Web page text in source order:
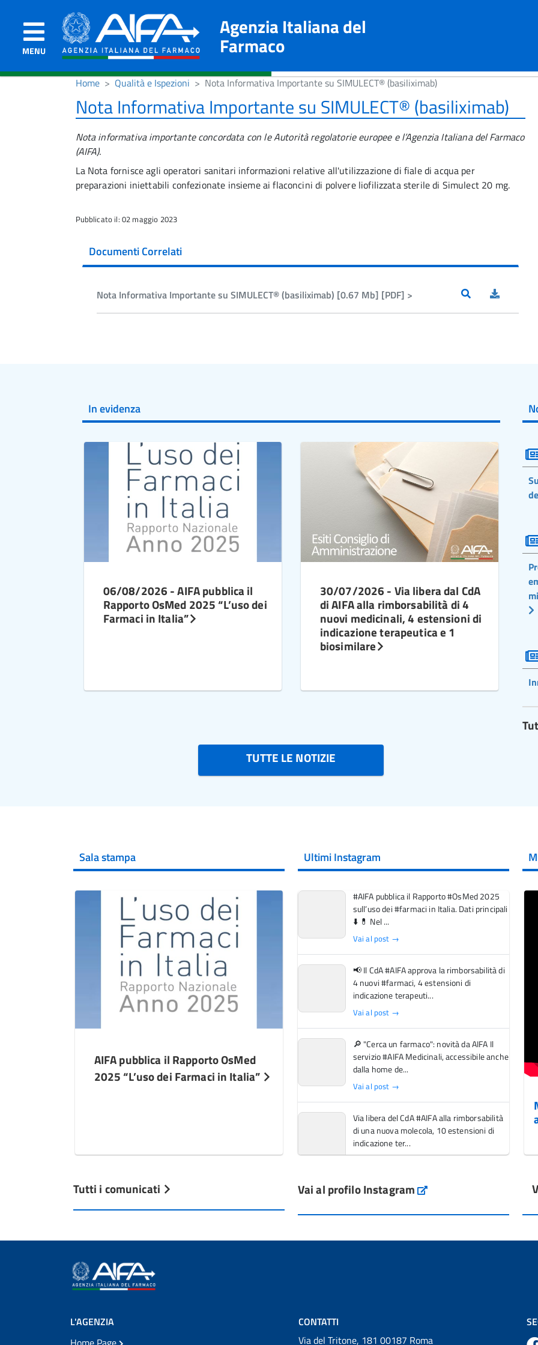
MENU
Agenzia Italiana del
Farmaco
Home Qualità e Ispezioni Nota Informativa Importante su SIMULECT® (basiliximab)
Nota Informativa Importante su SIMULECT® (basiliximab)
Nota informativa importante concordata con le Autorità regolatorie europee e l’Agenzia Italiana del Farmaco
(AIFA).
La Nota fornisce agli operatori sanitari informazioni relative all'utilizzazione di fiale di acqua per
preparazioni iniettabili confezionate insieme ai flaconcini di polvere liofilizzata sterile di Simulect 20 mg.
Pubblicato il: 02 maggio 2023
Documenti Correlati
Nota Informativa Importante su SIMULECT® (basiliximab) [0.67 Mb] [PDF] >
In evidenza
06/08/2026 - AIFA pubblica il
Rapporto OsMed 2025 “L’uso dei
Farmaci in Italia”
30/07/2026 - Via libera dal CdA
di AIFA alla rimborsabilità di 4
nuovi medicinali, 4 estensioni di
indicazione terapeutica e 1
biosimilare
TUTTE LE NOTIZIE
Sala stampa
AIFA pubblica il Rapporto OsMed
2025 “L’uso dei Farmaci in Italia”
Tutti i comunicati
Ultimi Instagram
#AIFA pubblica il Rapporto #OsMed 2025
sull’uso dei #farmaci in Italia. Dati principali
⬇️ 💊 Nel ...
Vai al post →
📢 Il CdA #AIFA approva la rimborsabilità di
4 nuovi #farmaci, 4 estensioni di
indicazione terapeuti...
Vai al post →
🔎 "Cerca un farmaco": novità da AIFA Il
servizio #AIFA Medicinali, accessibile anche
dalla home de...
Vai al post →
Via libera del CdA #AIFA alla rimborsabilità
di una nuova molecola, 10 estensioni di
indicazione ter...
L'Italia si conferma tra i primi Paesi europei
dal Servi...
Vai al profilo Instagram Instagram
L'AGENZIA
CONTATTI
Via del Tritone, 181 00187 Roma